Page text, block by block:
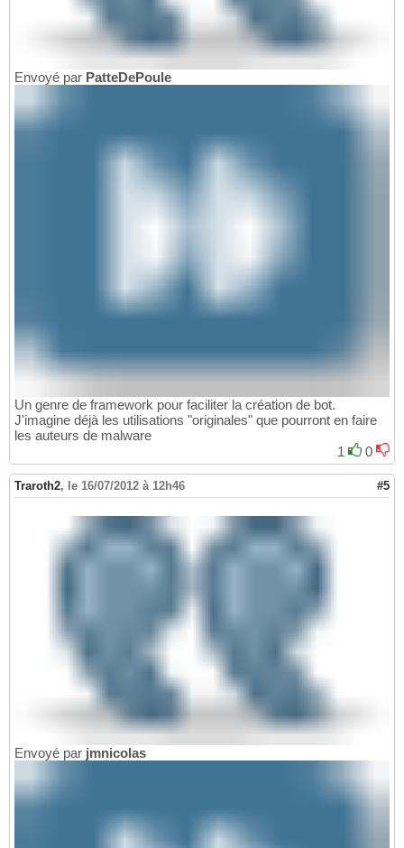
Envoyé par PatteDePoule
Un genre de framework pour faciliter la création de bot.
J'imagine déjà les utilisations "originales" que pourront en faire
les auteurs de malware
1
0
Traroth2, le 16/07/2012 à 12h46 #5
Envoyé par jmnicolas